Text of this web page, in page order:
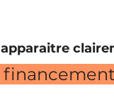
financement